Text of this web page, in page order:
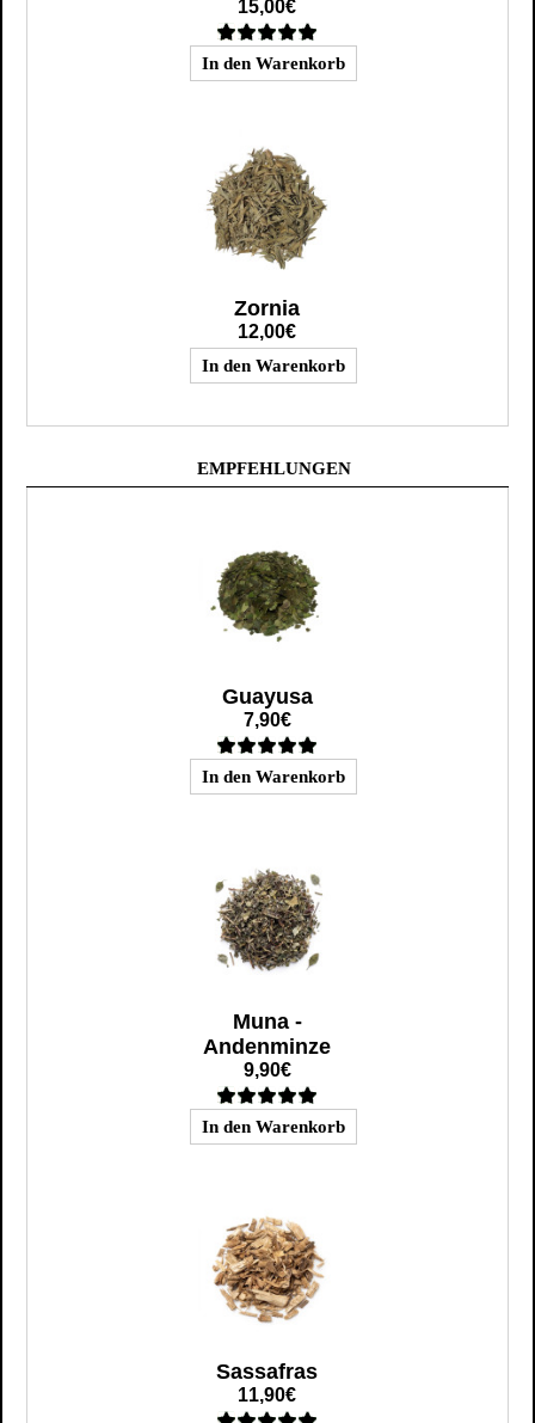
15,00€
Zornia
12,00€
EMPFEHLUNGEN
Guayusa
7,90€
Muna -
Andenminze
9,90€
Sassafras
11,90€